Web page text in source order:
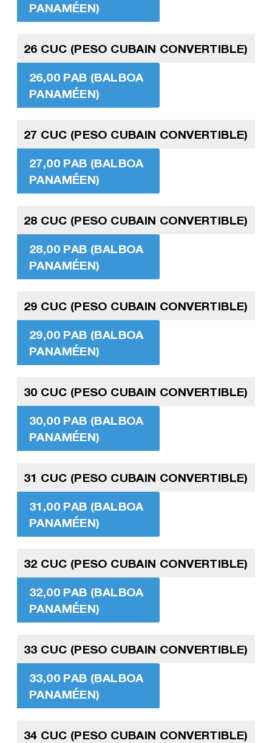
PANAMÉEN)
26 CUC (PESO CUBAIN CONVERTIBLE)
26,00 PAB (BALBOA
PANAMÉEN)
27 CUC (PESO CUBAIN CONVERTIBLE)
27,00 PAB (BALBOA
PANAMÉEN)
28 CUC (PESO CUBAIN CONVERTIBLE)
28,00 PAB (BALBOA
PANAMÉEN)
29 CUC (PESO CUBAIN CONVERTIBLE)
29,00 PAB (BALBOA
PANAMÉEN)
30 CUC (PESO CUBAIN CONVERTIBLE)
30,00 PAB (BALBOA
PANAMÉEN)
31 CUC (PESO CUBAIN CONVERTIBLE)
31,00 PAB (BALBOA
PANAMÉEN)
32 CUC (PESO CUBAIN CONVERTIBLE)
32,00 PAB (BALBOA
PANAMÉEN)
33 CUC (PESO CUBAIN CONVERTIBLE)
33,00 PAB (BALBOA
PANAMÉEN)
34 CUC (PESO CUBAIN CONVERTIBLE)